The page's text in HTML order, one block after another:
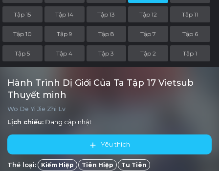
Tập 15 Tập 14 Tập 13 Tập 12 Tập 11
Tập 10 Tập 9 Tập 8 Tập 7 Tập 6
Tập 5 Tập 4 Tập 3 Tập 2 Tập 1
Hành Trình Dị Giới Của Ta Tập 17 Vietsub
Thuyết minh
Wo De Yi Jie Zhi Lv
Lịch chiếu:Đang cập nhật
Yêu thích
Thể loại: Kiếm Hiệp Tiên Hiệp Tu Tiên